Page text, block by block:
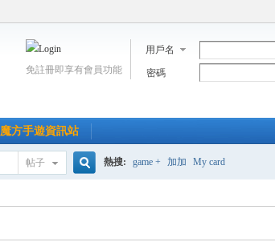
用戶名
密碼
免註冊即享有會員功能
魔方手遊資訊站
帖子 熱搜: game + 加加 My card